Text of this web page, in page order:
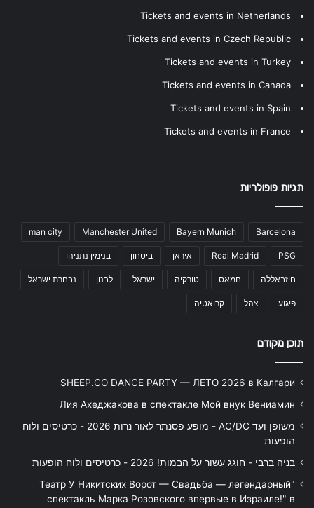
Tickets and events in Netherlands
Tickets and events in Czech Republic
Tickets and events in Turkey
Tickets and events in Canada
Tickets and events in Spain
Tickets and events in France
תגיות פופולריות
Barcelona
Bayern Munich
Manchester United
man city
PSG
Real Madrid איראן ביטחון בנימין נתניהו
חיזבאללה חמאס טורקיה ישראל לבנון נבחרת ישראל
פיגוע צהל קרואטיה
תוכן מקודם
SHEEP.CO DANCE PARTY — ЛЕТО 2026 в Калгари
Лия Ахеджакова в спектакле Мой внук Вениамин
משופן ועד AC/DC - מופע פסנתר לאור נרות 2026 - כרטיסים ולוח
הופעות
בניה ברבי - חוגג עשור על הבמות! 2026 - כרטיסים ולוח הופעות
"Театр У Никитских Ворот — Свадьба — легендарный
спектакль Марка Розовского впервые в Израиле!" в